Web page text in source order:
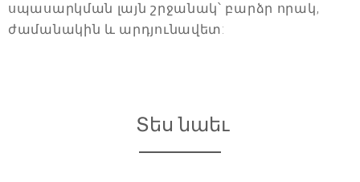
սպասարկման լայն շրջանակ՝ բարձր որակ,
ժամանակին և արդյունավետ:
Տես նաեւ